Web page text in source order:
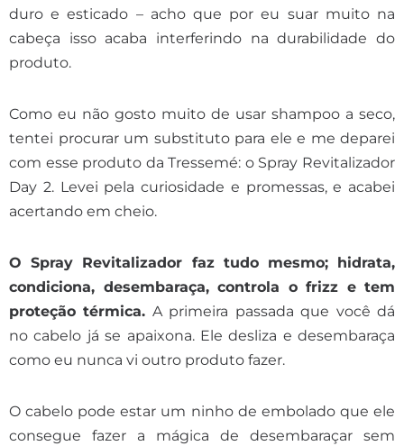
duro e esticado – acho que por eu suar muito na
cabeça isso acaba interferindo na durabilidade do
produto.
Como eu não gosto muito de usar shampoo a seco,
tentei procurar um substituto para ele e me deparei
com esse produto da Tressemé: o Spray Revitalizador
Day 2. Levei pela curiosidade e promessas, e acabei
acertando em cheio.
O Spray Revitalizador faz tudo mesmo; hidrata,
condiciona, desembaraça, controla o frizz e tem
proteção térmica. A primeira passada que você dá
no cabelo já se apaixona. Ele desliza e desembaraça
como eu nunca vi outro produto fazer.
O cabelo pode estar um ninho de embolado que ele
consegue fazer a mágica de desembaraçar sem